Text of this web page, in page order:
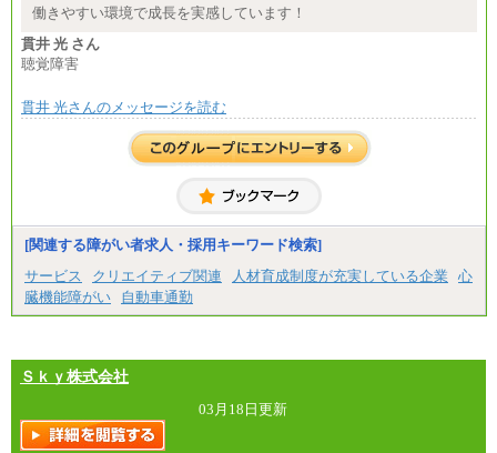
※詳細はJTBキャリアサイトよりご確認ください。
総合職 月給220,000～230,000円＋地域間調整給
整給
※詳細はJTBキャリアサイトよりご確認ください。
■(株)JTBコミュニケーションデザイン
総合職 月給230,000円
みなし残業手当：20,000円（一律支給）※みなし
残業手当の残業時間は10.43時間。
間に応じて、時間外手当等を支給。
エリアサポート職 月給188,000円
■（株）JTBグローバルマーケティング＆トラベル
訪日事業職 月給202,000～227,000円＋地域間調整
給
※詳細はJTBキャリアサイトよりご確認ください。
働きやすい環境で成長を実感しています！
貫井 光 さん
聴覚障害
貫井 光さんのメッセージを読む
[関連する障がい者求人・採用キーワード検索]
サービス
クリエイティブ関連 人材育成制度が充実している企業
心
臓機能障がい
自動車通勤
Ｓｋｙ株式会社
03月18日更新